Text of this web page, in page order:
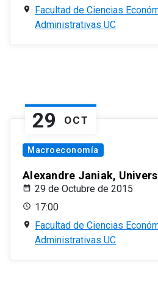
Facultad de Ciencias
Administrativas UC
29 OCT
Macroeconomía
Alexandre Janiak,
29 de Octubre de 2015
17:00
Facultad de Ciencias
Administrativas UC